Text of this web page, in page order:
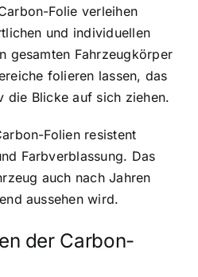
Folie verleihen
und individuellen
gesamten Fahrzeugkörper
folieren lassen, das
die Blicke auf sich ziehen.
Folien resistent
Farbverblassung. Das
auch nach Jahren
aussehen wird.
der Carbon-